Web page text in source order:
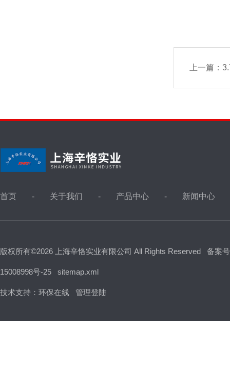
上一篇：
首页 关于我们 产品中心 新闻中心
版权所有©2026 上海辛恪实业有限公司 All Rights Reserved 备案
15008998号-25 sitemap.xml
技术支持： 环保在线 管理登陆